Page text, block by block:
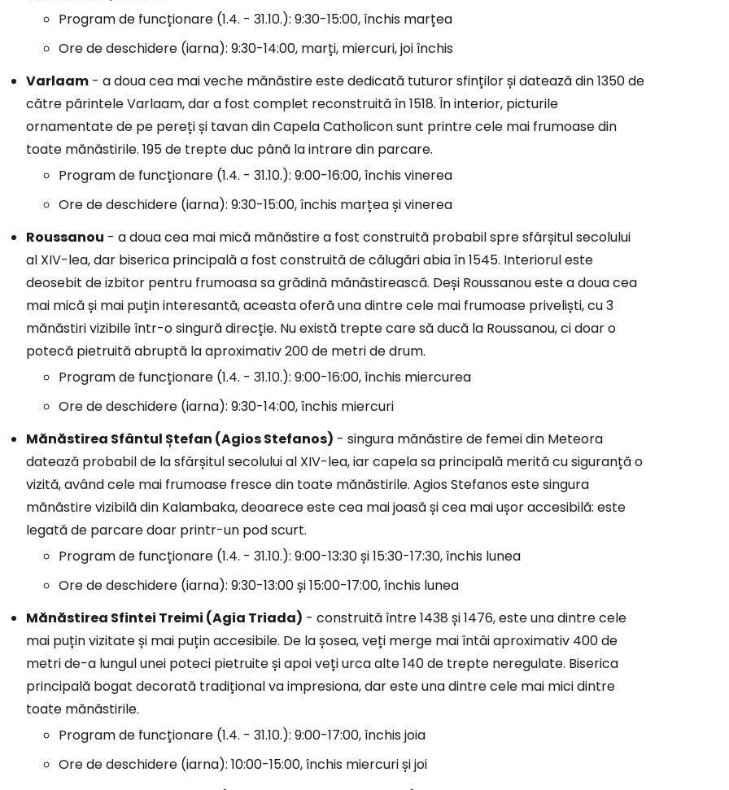
Program de funcționare (1.4. - 31.10.): 9:30-15:00, închis marțea
Ore de deschidere (iarna): 9:30-14:00, marți, miercuri, joi închis
Varlaam - a doua cea mai veche mănăstire este dedicată tuturor sfinților și datează din 1350 de
către părintele Varlaam, dar a fost complet reconstruită în 1518. În interior, picturile
ornamentate de pe pereți și tavan din Capela Catholicon sunt printre cele mai frumoase din
toate mănăstirile. 195 de trepte duc până la intrare din parcare.
Program de funcționare (1.4. - 31.10.): 9:00-16:00, închis vinerea
Ore de deschidere (iarna): 9:30-15:00, închis marțea și vinerea
Roussanou - a doua cea mai mică mănăstire a fost construită probabil spre sfârșitul secolului
al XIV-lea, dar biserica principală a fost construită de călugări abia în 1545. Interiorul este
deosebit de izbitor pentru frumoasa sa grădină mănăstirească. Deși Roussanou este a doua cea
mai mică și mai puțin interesantă, aceasta oferă una dintre cele mai frumoase priveliști, cu 3
mănăstiri vizibile într-o singură direcție. Nu există trepte care să ducă la Roussanou, ci doar o
potecă pietruită abruptă la aproximativ 200 de metri de drum.
Program de funcționare (1.4. - 31.10.): 9:00-16:00, închis miercurea
Ore de deschidere (iarna): 9:30-14:00, închis miercuri
Mănăstirea Sfântul Ștefan (Agios Stefanos) - singura mănăstire de femei din Meteora
datează probabil de la sfârșitul secolului al XIV-lea, iar capela sa principală merită cu siguranță o
vizită, având cele mai frumoase fresce din toate mănăstirile. Agios Stefanos este singura
mănăstire vizibilă din Kalambaka, deoarece este cea mai joasă și cea mai ușor accesibilă: este
legată de parcare doar printr-un pod scurt.
Program de funcționare (1.4. - 31.10.): 9:00-13:30 și 15:30-17:30, închis lunea
Ore de deschidere (iarna): 9:30-13:00 și 15:00-17:00, închis lunea
Mănăstirea Sfintei Treimi (Agia Triada) - construită între 1438 și 1476, este una dintre cele
mai puțin vizitate și mai puțin accesibile. De la șosea, veți merge mai întâi aproximativ 400 de
metri de-a lungul unei poteci pietruite și apoi veți urca alte 140 de trepte neregulate. Biserica
principală bogat decorată tradițional va impresiona, dar este una dintre cele mai mici dintre
toate mănăstirile.
Program de funcționare (1.4. - 31.10.): 9:00-17:00, închis joia
Ore de deschidere (iarna): 10:00-15:00, închis miercuri și joi